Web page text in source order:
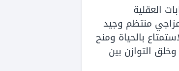
العقلية
منتظم وجيد
بالحياة ومنح
التوازن بين